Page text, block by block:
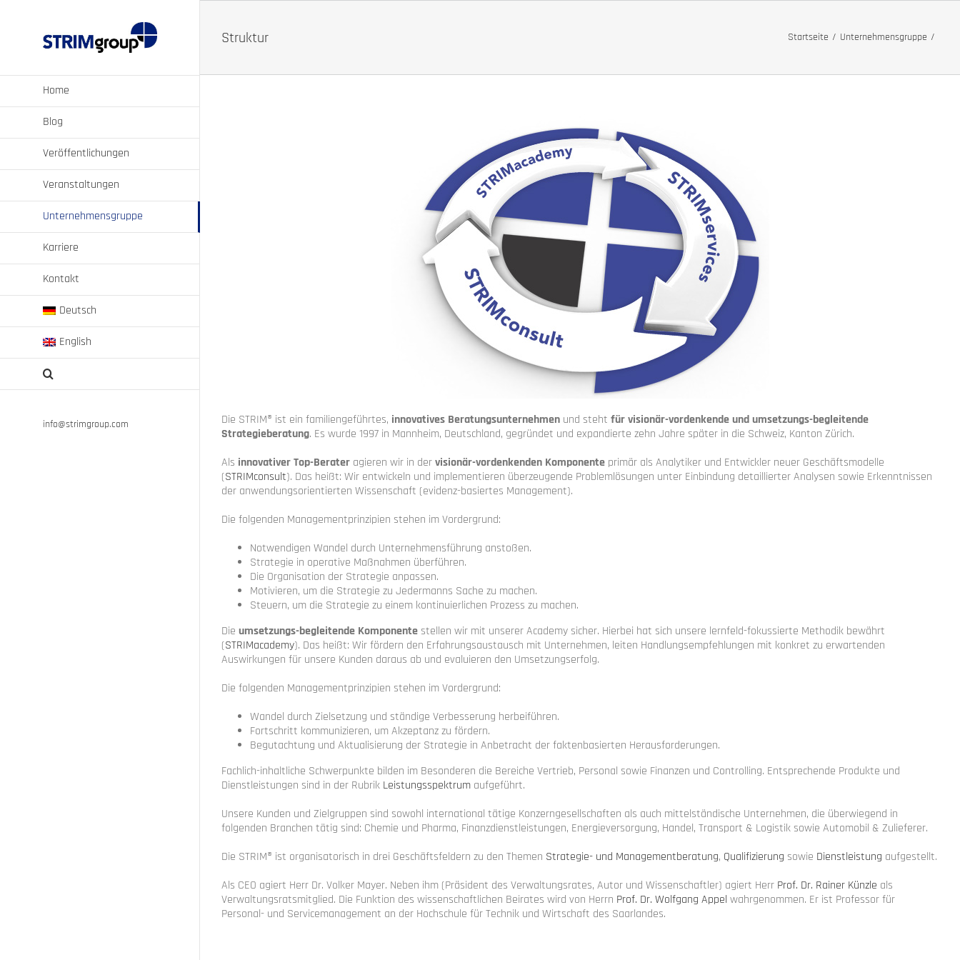
Home
Blog
Veröffentlichungen
Veranstaltungen
Unternehmensgruppe
Karriere
Kontakt
Deutsch
English
info@strimgroup.com
Struktur Startseite Unternehmensgruppe
Die STRIM® ist ein familiengeführtes, innovatives Beratungsunternehmen und steht für visionär-vordenkende und umsetzungs-begleitende
Strategieberatung. Es wurde 1997 in Mannheim, Deutschland, gegründet und expandierte zehn Jahre später in die Schweiz, Kanton Zürich.
Als innovativer Top-Berater agieren wir in dervisionär-vordenkenden Komponente primär als Analytiker und Entwickler neuer Geschäftsmodelle
(STRIMconsult). Das heißt: Wir entwickeln und implementieren überzeugende Problemlösungen unter Einbindung detaillierter Analysen sowie Erkenntnissen
der anwendungsorientierten Wissenschaft (evidenz-basiertes Management).
Die folgenden Managementprinzipien stehen im Vordergrund:
Notwendigen Wandel durch Unternehmensführung anstoßen.
Strategie in operative Maßnahmen überführen.
Die Organisation der Strategie anpassen.
Motivieren, um die Strategie zu Jedermanns Sache zu machen.
Steuern, um die Strategie zu einem kontinuierlichen Prozess zu machen.
Die umsetzungs-begleitende Komponente stellen wir mit unserer Academy sicher. Hierbei hat sich unsere lernfeld-fokussierte Methodik bewährt
(STRIMacademy). Das heißt: Wir fördern den Erfahrungsaustausch mit Unternehmen, leiten Handlungsempfehlungen mit konkret zu erwartenden
Auswirkungen für unsere Kunden daraus ab und evaluieren den Umsetzungserfolg.
Die folgenden Managementprinzipien stehen im Vordergrund:
Wandel durch Zielsetzung und ständige Verbesserung herbeiführen.
Fortschritt kommunizieren, um Akzeptanz zu fördern.
Begutachtung und Aktualisierung der Strategie in Anbetracht der faktenbasierten Herausforderungen.
Fachlich-inhaltliche Schwerpunkte bilden im Besonderen die Bereiche Vertrieb, Personal sowie Finanzen und Controlling. Entsprechende Produkte und
Dienstleistungen sind in der Rubrik Leistungsspektrum aufgeführt.
Unsere Kunden und Zielgruppen sind sowohl international tätige Konzerngesellschaften als auch mittelständische Unternehmen, die überwiegend in
folgenden Branchen tätig sind: Chemie und Pharma, Finanzdienstleistungen, Energieversorgung, Handel, Transport & Logistik sowie Automobil & Zulieferer.
Die STRIM® ist organisatorisch in drei Geschäftsfeldern zu den Themen Strategie- und Managementberatung, Qualifizierung sowie Dienstleistung aufgestellt.
Als CEO agiert Herr Dr. Volker Mayer. Neben ihm (Präsident des Verwaltungsrates, Autor und Wissenschaftler) agiert Herr Prof. Dr. Rainer Künzle als
Verwaltungsratsmitglied. Die Funktion des wissenschaftlichen Beirates wird von Herrn Prof. Dr. Wolfgang Appel wahrgenommen. Er ist Professor für
Personal- und Servicemanagement an der Hochschule für Technik und Wirtschaft des Saarlandes.